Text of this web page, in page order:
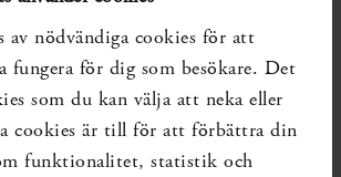
av nödvändiga cookies för att
fungera för dig som besökare. Det
som du kan välja att neka eller
cookies är till för att förbättra din
funktionalitet, statistik och